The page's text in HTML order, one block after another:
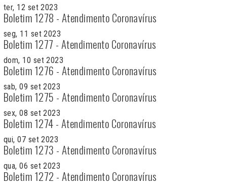
ter, 12 set 2023
Boletim 1278 - Atendimento Coronavírus
seg, 11 set 2023
Boletim 1277 - Atendimento Coronavírus
dom, 10 set 2023
Boletim 1276 - Atendimento Coronavírus
sab, 09 set 2023
Boletim 1275 - Atendimento Coronavírus
sex, 08 set 2023
Boletim 1274 - Atendimento Coronavírus
qui, 07 set 2023
Boletim 1273 - Atendimento Coronavírus
qua, 06 set 2023
Boletim 1272 - Atendimento Coronavírus